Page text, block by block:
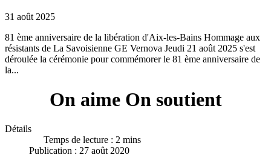
31 août 2025
81 ème anniversaire de la libération d'Aix-les-Bains Hommage aux
résistants de La Savoisienne GE Vernova Jeudi 21 août 2025 s'est
déroulée la cérémonie pour commémorer le 81 ème anniversaire de
la...
On aime On soutient
Détails
Temps de lecture : 2 mins
Publication : 27 août 2020